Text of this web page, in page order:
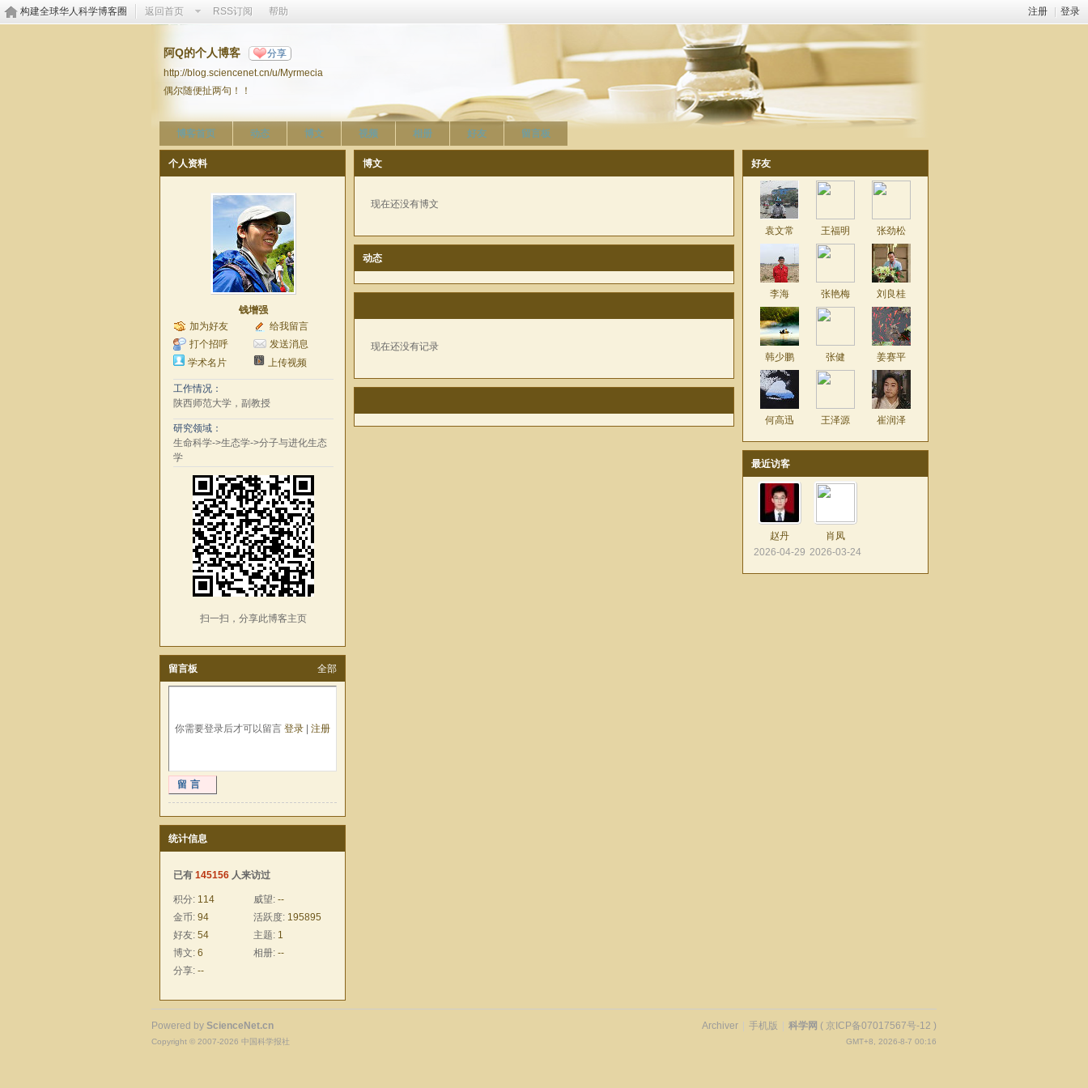
注册 登录
构建全球华人科学博客圈 返回首页 RSS订阅 帮助
阿Q的个人博客 分享
http://blog.sciencenet.cn/u/Myrmecia
偶尔随便扯两句！！
博客首页 动态 博文 视频 相册 好友 留言板
个人资料
钱增强
加为好友
给我留言
打个招呼
发送消息
学术名片
上传视频
工作情况：
陕西师范大学，副教授
研究领域：
生命科学->生态学->分子与进化生态
学
扫一扫，分享此博客主页
留言板 全部
你需要登录后才可以留言 登录 注册
留言
统计信息
已有 145156 人来访过
积分: 114 威望: --
金币: 94 活跃度: 195895
好友: 54 主题: 1
博文: 6 相册: --
分享: --
博文
现在还没有博文
动态
现在还没有记录
好友
袁文常 王福明 张劲松
李海 张艳梅 刘良桂
韩少鹏 张健 姜赛平
何高迅 王泽源 崔润泽
最近访客
赵丹
2026-04-29
肖凤
2026-03-24
Archiver 手机版 科学网 ( 京ICP备07017567号-12 )
GMT+8, 2026-8-7 00:16
Powered by ScienceNet.cn
Copyright © 2007-2026 中国科学报社